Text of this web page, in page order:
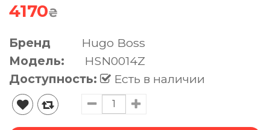
4170₴
Бренд
Hugo Boss
Модель:
HSN0014Z
Доступность:
Есть в наличии